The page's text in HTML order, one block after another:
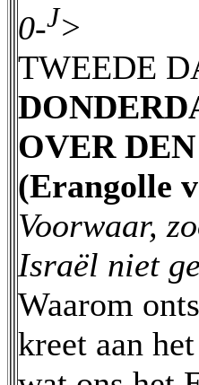
0-J>
TWEEDE
OVER
(Erangolle
Voorwaar,
Israël niet
Waarom
kreet aan